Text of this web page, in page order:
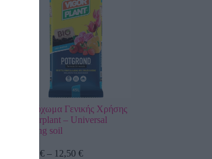
Φυτόχωμα Γενικής Χρήσης
Vigorplant – Universal
potting soil
€ – 12,50 €